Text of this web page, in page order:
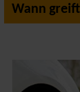
Wann